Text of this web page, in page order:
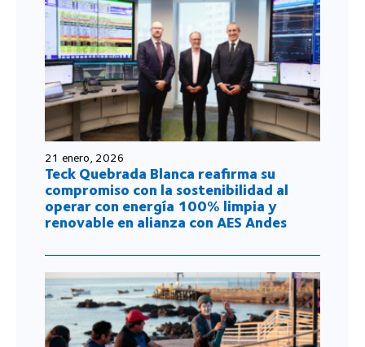
21 enero, 2026
Teck Quebrada Blanca reafirma su
compromiso con la sostenibilidad al
operar con energía 100% limpia y
renovable en alianza con AES Andes